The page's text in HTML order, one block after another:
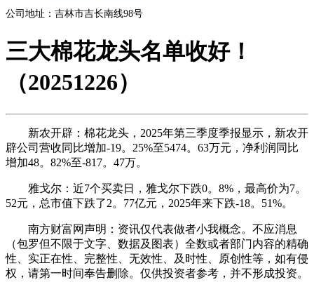
公司地址：吉林市吉长南线98号
三大棉花龙头名单收好！
（20251226）
新农开辟：棉花龙头，2025年第三季度季报显示，新农开
辟公司营收同比增加-19。25%至5474。63万元，净利润同比
增加48。82%至-817。47万。
雅戈尔：近7个买卖日，雅戈尔下跌0。8%，最高价为7。
52元，总市值下跌了2。77亿元，2025年来下跌-18。51%。
南方财富网声明：资讯仅代表做者小我概念。不应消息
（包罗但不限于文字、数据及图表）全数或者部门内容的精确
性、实正在性、完整性、无效性、及时性、原创性等，如有侵
权，请第一时间奉告删除。仅供投资者参考，并不形成投资。